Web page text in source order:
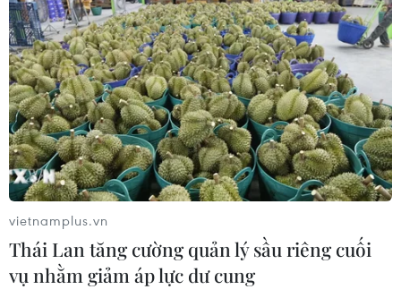
Vụ Việt Á: Cựu Bộ trưởng
Bộ Y tế Nguyễn Thanh
Long bị phạt 18 năm tù
Chiều 12/1, Tòa án Nhân dân
thành phố Hà Nội đã tuyên án
phạt 38 bị cáo trong vụ án Công
ty Việt Á; trong đó bị cáo Nguyễn
Thanh Long (cựu Bộ trưởng Bộ Y
tế) bị phạt 18 năm tù.
(TTXVN/Vietnam+)
vietnamplus.vn
Thái Lan tăng cường quản lý sầu riêng cuối
vụ nhằm giảm áp lực dư cung